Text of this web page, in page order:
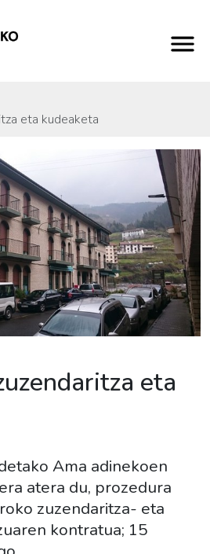
eta kudeaketa
eta
Ama adinekoen
atera du, prozedura
zuzendaritza- eta
kontratua; 15